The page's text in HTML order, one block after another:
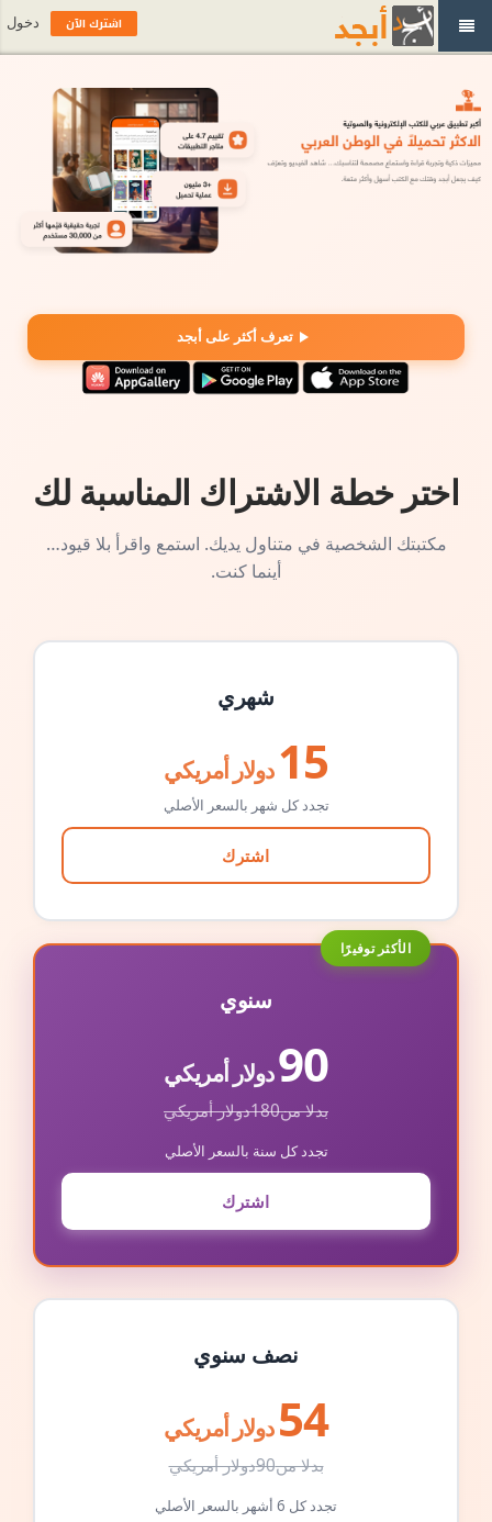
تعرف أكثر على أبجد
اختر خطة الاشتراك المناسبة لك
مكتبتك الشخصية في متناول يديك. استمع واقرأ بلا قيود…
أينما كنت.
شهري
15 دولار أمريكي
تجدد كل شهر بالسعر الأصلي
اشترك
الأكثر توفيرًا
سنوي
90دولار أمريكي
بدلا من180دولار أمريكي
تجدد كل سنة بالسعر الأصلي
اشترك
نصف سنوي
54 دولار أمريكي
بدلا من90دولار أمريكي
تجدد كل 6 أشهر بالسعر الأصلي
اشترك الآن دخول